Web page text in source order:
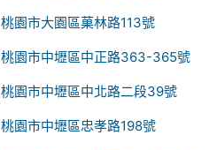
桃園市大園區菓林路113號
桃園市中壢區中正路363-365號
桃園市中壢區中北路二段39號
桃園市中壢區忠孝路198號